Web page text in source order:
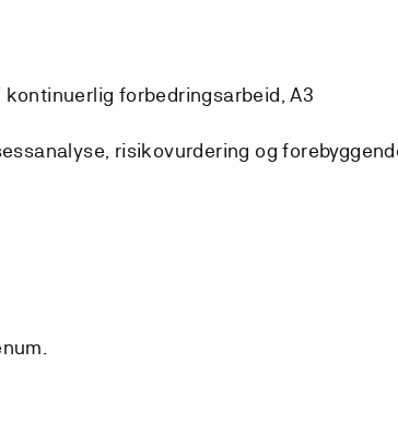
forbedringsarbeid, A3
risikovurdering og